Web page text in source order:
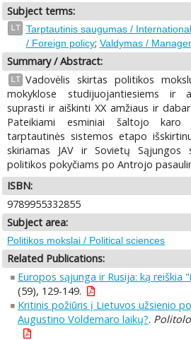
Subject terms:
LT Tarptautinis saugumas /
/ Foreign policy; Valdymas /
Summary / Abstract:
LT Vadovėlis skirtas politikos
mokyklose studijuojantiesiems ir
suprasti ir aiškinti XX amžiaus ir
Pateikiami esminiai šaltojo
tarptautinės sistemos etapo
skiriamas JAV ir Sovietų Sąjungos
politikos pokyčiams po Antrojo
ISBN:
9789955332855
Subject area:
Politikos mokslai / Political sciences
Related Publications:
Europos sąjunga ir Rusija: ką reiškia
(59), 129-149.
Kritinis požiūris į Lietuvos užsienio
Augustino Voldemaro laikų?.